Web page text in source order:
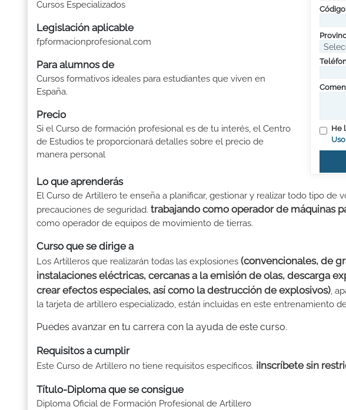
Cursos Especializados
Legislación aplicable
fpformacionprofesional.com
Para alumnos de
Cursos formativos ideales para estudiantes que viven en
España.
Precio
Si el Curso de formación profesional es de tu interés, el Centro
de Estudios te proporcionará detalles sobre el precio de
manera personal
He
Uso
Lo que aprenderás
El Curso de Artillero te enseña a planificar, gestionar y realizar todo tipo de
precauciones de seguridad. trabajando como operador de máquinas
como operador de equipos de movimiento de tierras.
Curso que se dirige a
Los Artilleros que realizarán todas las explosiones (convencionales, de
instalaciones eléctricas, cercanas a la emisión de olas, descarga
crear efectos especiales, así como la destrucción de explosivos),
la tarjeta de artillero especializado, están incluidas en este entrenamiento
Puedes avanzar en tu carrera con la ayuda de este curso.
Requisitos a cumplir
Este Curso de Artillero no tiene requisitos específicos. ¡Inscríbete sin
Título-Diploma que se consigue
Diploma Oficial de Formación Profesional de Artillero